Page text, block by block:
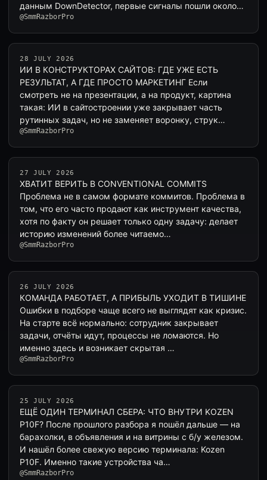
данным DownDetector, первые сигналы пошли около
1…
@SmmRazborPro
28 JULY 2026
ИИ В КОНСТРУКТОРАХ САЙТОВ: ГДЕ УЖЕ ЕСТЬ
РЕЗУЛЬТАТ, А ГДЕ ПРОСТО МАРКЕТИНГ Если
смотреть не на презентации, а на продукт, картина
такая: ИИ в сайтостроении уже закрывает часть
рутинных задач, но не заменяет воронку, струк…
@SmmRazborPro
27 JULY 2026
ХВАТИТ ВЕРИТЬ В CONVENTIONAL COMMITS
Проблема не в самом формате коммитов. Проблема в
том, что его часто продают как инструмент качества,
хотя по факту он решает только одну задачу: делает
историю изменений более читаемо…
@SmmRazborPro
26 JULY 2026
КОМАНДА РАБОТАЕТ, А ПРИБЫЛЬ УХОДИТ В ТИШИНЕ
Ошибки в подборе чаще всего не выглядят как кризис.
На старте всё нормально: сотрудник закрывает
задачи, отчёты идут, процессы не ломаются. Но
именно здесь и возникает скрытая …
@SmmRazborPro
25 JULY 2026
ЕЩЁ ОДИН ТЕРМИНАЛ СБЕРА: ЧТО ВНУТРИ KOZEN
P10F? После прошлого разбора я пошёл дальше — на
барахолки, в объявления и на витрины с б/у железом.
И нашёл более свежую версию терминала: Kozen
P10F. Именно такие устройства ча…
@SmmRazborPro